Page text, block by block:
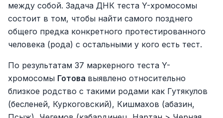
между собой. Задача ДНК теста Y-хромосомы
состоит в том, чтобы найти самого позднего
общего предка конкретного протестированного
человека (рода) с остальными у кого есть тест.
По результатам 37 маркерного теста Y-
хромосомы Готова выявлено относительно
близкое родство с такими родами как Гутякулов
(бесленей, Куркоговский), Кишмахов (абазин,